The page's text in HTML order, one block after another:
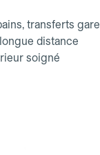
transferts gare
distance
soigné